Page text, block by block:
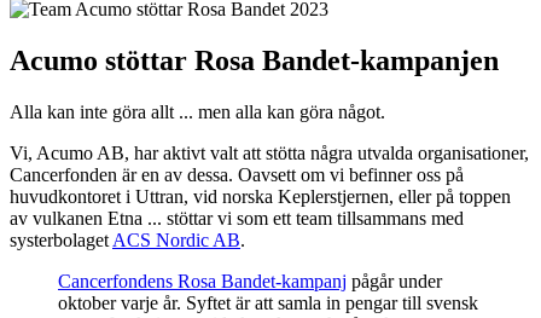
LinjärmotorerServodrifter Roterande ställdon
Mätning
Acumo stöttar Rosa Bandet-kampanjen
Alla kan inte göra allt ... men alla kan göra något.
Vi, Acumo AB, har aktivt valt att stötta några utvalda organisationer,
Cancerfonden är en av dessa. Oavsett om vi befinner oss på
huvudkontoret i Uttran, vid norska Keplerstjernen, eller på toppen
av vulkanen Etna ... stöttar vi som ett team tillsammans med
systerbolaget ACS Nordic AB.
Cancerfondens Rosa Bandet-kampanj pågår under
oktober varje år. Syftet är att samla in pengar till svensk